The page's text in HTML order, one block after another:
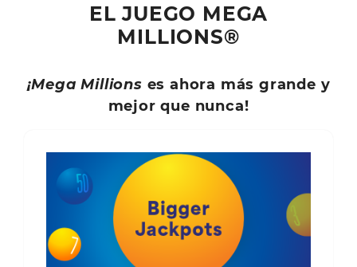
EL JUEGO MEGA
MILLIONS®
¡Mega Millions es ahora más grande y
mejor que nunca!